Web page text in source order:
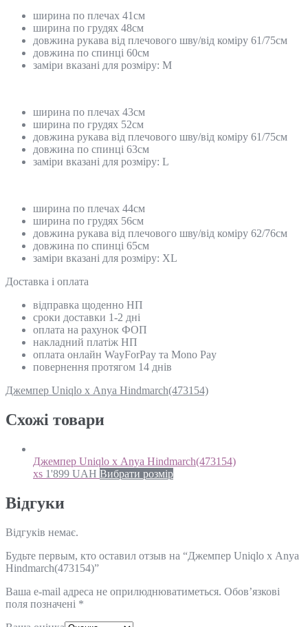
ширина по плечах 41см
ширина по грудях 48см
довжина рукава від плечового шву/від коміру 61/75см
довжина по спинці 60см
заміри вказані для розміру: M
ширина по плечах 43см
ширина по грудях 52см
довжина рукава від плечового шву/від коміру 61/75см
довжина по спинці 63см
заміри вказані для розміру: L
ширина по плечах 44см
ширина по грудях 56см
довжина рукава від плечового шву/від коміру 62/76см
довжина по спинці 65см
заміри вказані для розміру: XL
Доставка і оплата
відправка щоденно НП
сроки доставки 1-2 дні
оплата на рахунок ФОП
накладний платіж НП
оплата онлайн WayForPay та Mono Pay
повернення протягом 14 днів
Джемпер Uniqlo х Аnya Hindmarch(473154)
Схожi товари
Джемпер Uniqlo х Аnya Hindmarch(473154)
xs 1'899 UAH Вибрати розмір
Відгуки
Відгуків немає.
Будьте первым, кто оставил отзыв на “Джемпер Uniqlo х Аnya
Hindmarch(473154)”
Ваша e-mail адреса не оприлюднюватиметься. Обов’язкові
поля позначені *